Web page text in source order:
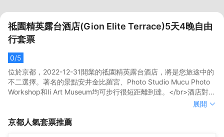
祗園精英露台酒店(Gion Elite Terrace)5天4晚自由
行套票
0/5
位於京都，2022-12-31開業的祗園精英露台酒店，將是您旅途中的
不二選擇。著名的景點安井金比羅宮、Photo Studio Mucu Photo
Workshop和Ii Art Museum均可步行很短距離到達。</br>酒店對客
房的裝飾十分考究，每間設施齊全的客房都配備有空調。除此之
設有大堂吧，您可在這裏放鬆身心，享受貼心的服務。除了這些酒
位於京都，2022-12-31開業的祗園精英露台酒店，將是您旅途中的
Workshop和Ii Art Museum均可步行很短距離到達。</br>酒店對客
展開
京都人氣套票推薦